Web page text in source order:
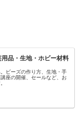
品・生地・ホビー材料
ビーズの作り方、生地・手
座の開催、セールなど、お